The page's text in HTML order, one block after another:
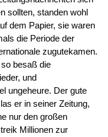
sollten, standen wohl
dem Papier, sie waren
die Periode der
zugutekamen.
besaß die
und
ungeheure. Der gute
er in seiner Zeitung,
nur den großen
Millionen zur